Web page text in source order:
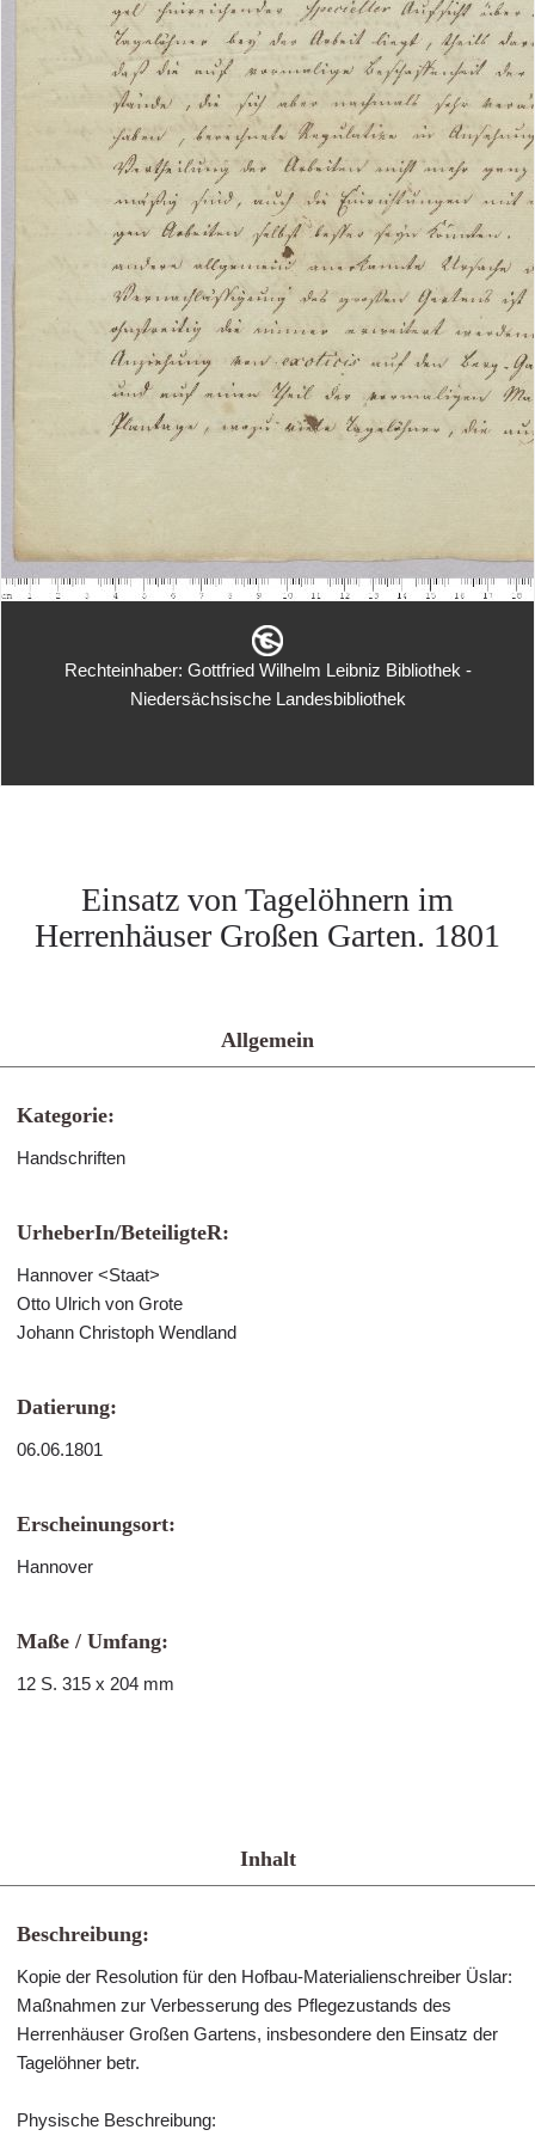
Rechteinhaber: Gottfried Wilhelm Leibniz Bibliothek -
Niedersächsische Landesbibliothek
Einsatz von Tagelöhnern im
Herrenhäuser Großen Garten. 1801
Allgemein
Kategorie:
Handschriften
UrheberIn/BeteiligteR:
Hannover <Staat>
Otto Ulrich von Grote
Johann Christoph Wendland
Datierung:
06.06.1801
Erscheinungsort:
Hannover
Maße / Umfang:
12 S. 315 x 204 mm
Inhalt
Beschreibung:
Kopie der Resolution für den Hofbau-Materialienschreiber Üslar:
Maßnahmen zur Verbesserung des Pflegezustands des
Herrenhäuser Großen Gartens, insbesondere den Einsatz der
Tagelöhner betr.
Physische Beschreibung: